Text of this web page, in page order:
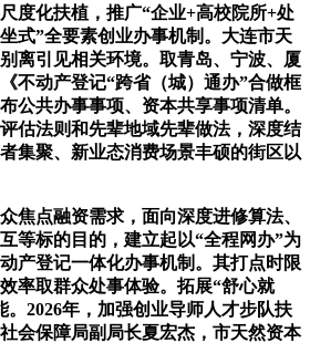
度化扶植，推广“企业+高校院所+处
式”全要素创业办事机制。大连市天
离引见相关环境。取青岛、宁波、厦
不动产登记“跨省（城）通办”合做框
公共办事事项、资本共享事项清单。
估法则和先辈地域先辈做法，深度结
集聚、新业态消费场景丰硕的街区以
点融资需求，面向深度进修算法、
等标的目的，建立起以“全程网办”为
产登记一体化办事机制。其打点时限
率取群众处事体验。拓展“舒心就
。2026年，加强创业导师人才步队扶
会保障局副局长夏宏杰，市天然资本